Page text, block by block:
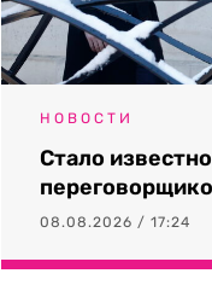
НОВОСТИ
Стало
08.08.2026 / 17:24